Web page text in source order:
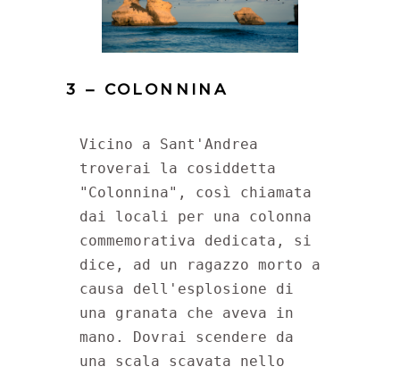
3 – COLONNINA
Vicino a Sant'Andrea
troverai la cosiddetta
"Colonnina", così chiamata
dai locali per una colonna
commemorativa dedicata, si
dice, ad un ragazzo morto a
causa dell'esplosione di
una granata che aveva in
mano. Dovrai scendere da
una scala scavata nello